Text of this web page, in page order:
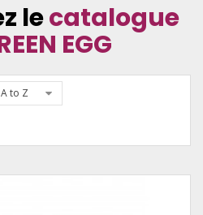
lecatalogue
EGG
to Z